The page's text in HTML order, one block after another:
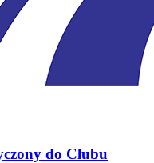
do Clubu